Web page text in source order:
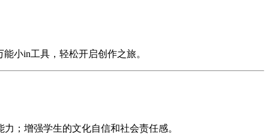
小in工具，轻松开启创作之旅。
；增强学生的文化自信和社会责任感。